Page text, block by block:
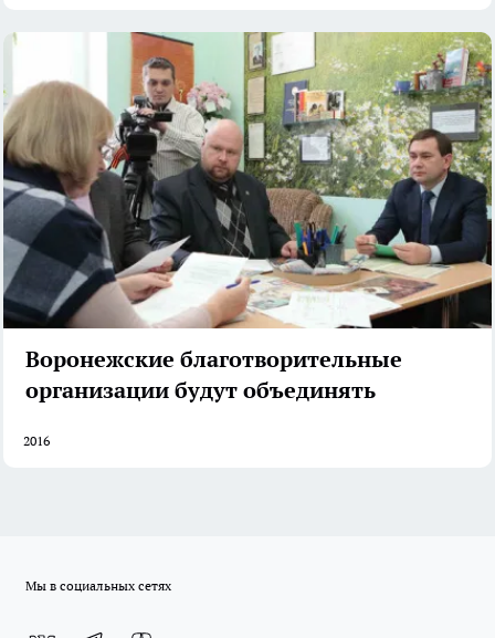
Воронежские благотворительные
организации будут объединять
2016
Мы в социальных сетях